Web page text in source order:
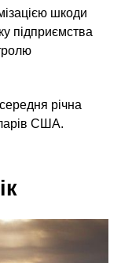
шкоди
підприємства
річна
США.